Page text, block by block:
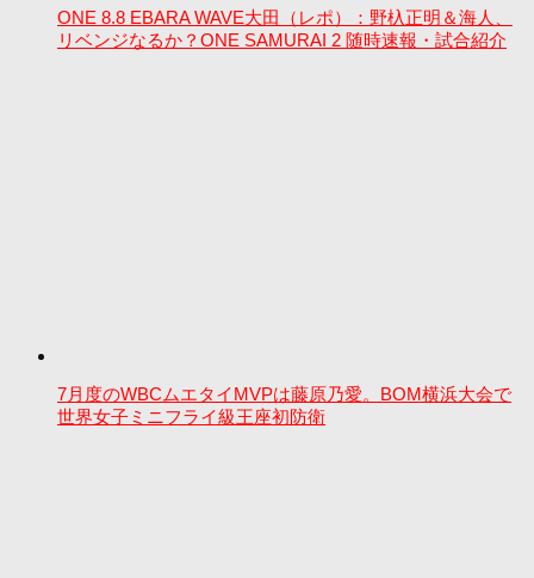
ONE 8.8 EBARA WAVE大田（レポ）：野杁正明＆海人、
リベンジなるか？ONE SAMURAI 2 随時速報・試合紹介
7月度のWBCムエタイMVPは藤原乃愛。BOM横浜大会で
世界女子ミニフライ級王座初防衛